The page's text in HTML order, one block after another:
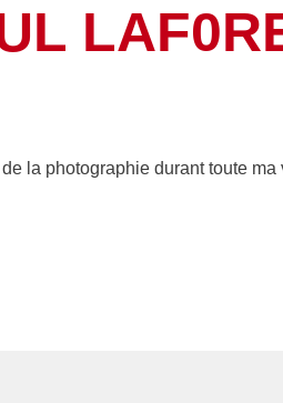
la photographie durant toute